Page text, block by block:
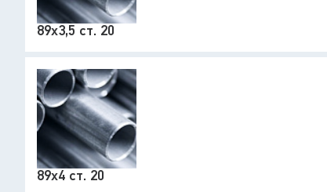
89х3,5 ст. 20
89х4 ст. 20